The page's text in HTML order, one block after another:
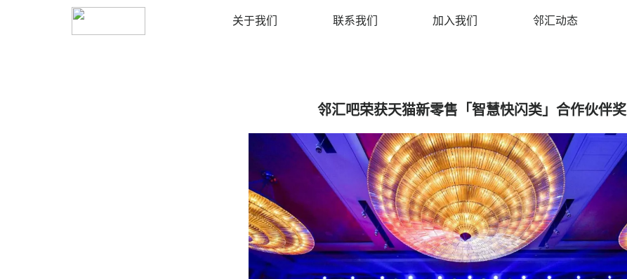
关于我们 联系我们 加入我们 邻汇动态
邻汇吧荣获天猫新零售「智慧快闪类」合作伙伴奖